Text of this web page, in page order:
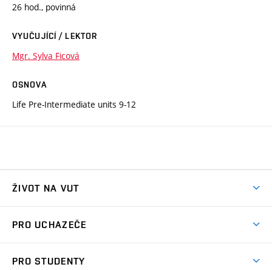
26 hod., povinná
VYUČUJÍCÍ / LEKTOR
Mgr. Sylva Ficová
OSNOVA
Life Pre-Intermediate units 9-12
ŽIVOT NA VUT
Koleje
PRO UCHAZEČE
PRO STUDENTY